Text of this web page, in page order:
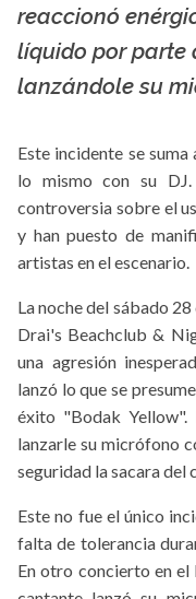
reaccionó
líquido por parte
lanzándole su
Este incidente se
lo mismo con su
controversia sobre el
y han puesto de
artistas en el escenario.
La noche del sábado
Drai's Beachclub &
una agresión
lanzó lo que se
éxito "Bodak Yellow".
lanzarle su micrófono
seguridad la sacara del
Este no fue el único
falta de tolerancia
En otro concierto en